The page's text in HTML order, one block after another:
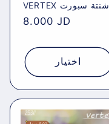
VERTEX شنتة سبورت
Regular
8.000 JD
اختيار